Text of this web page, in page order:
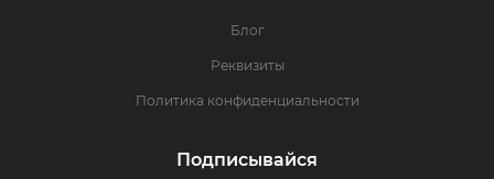
Блог
Реквизиты
Политика конфиденциальности
Подписывайся